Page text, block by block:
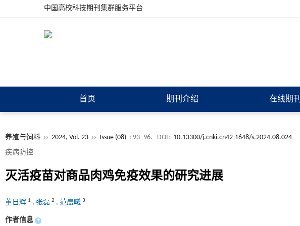
中国高校科技期刊集群服务平台
首页 期刊介绍 在线期刊
养殖与饲料 ›› 2024, Vol. 23 ›› Issue (08) : 93 -96. DOI: 10.13300/j.cnki.cn42-1648/s.2024.08.024
疾病防控
灭活疫苗对商品肉鸡免疫效果的研究进展
董日辉 1 , 张磊 2 , 范晨曦 3
作者信息 +